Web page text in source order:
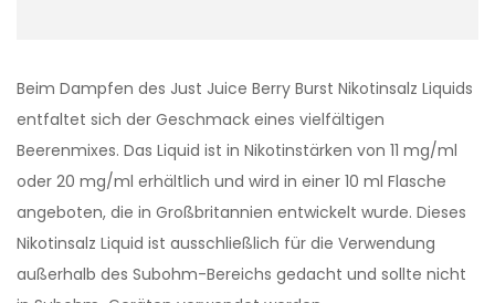
Beim Dampfen des Just Juice Berry Burst Nikotinsalz Liquids
entfaltet sich der Geschmack eines vielfältigen
Beerenmixes. Das Liquid ist in Nikotinstärken von 11 mg/ml
oder 20 mg/ml erhältlich und wird in einer 10 ml Flasche
angeboten, die in Großbritannien entwickelt wurde. Dieses
Nikotinsalz Liquid ist ausschließlich für die Verwendung
außerhalb des Subohm-Bereichs gedacht und sollte nicht